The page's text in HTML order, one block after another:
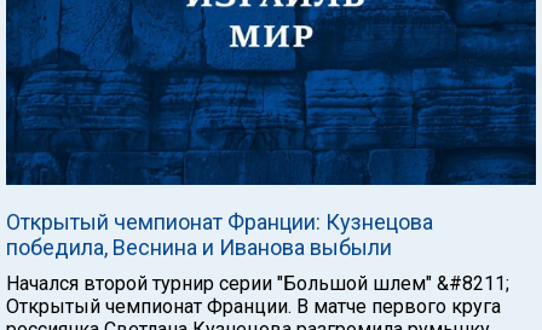
Открытый чемпионат Франции: Кузнецова
победила, Веснина и Иванова выбыли
Начался второй турнир серии "Большой шлем" &#8211;
Открытый чемпионат Франции. В матче первого круга